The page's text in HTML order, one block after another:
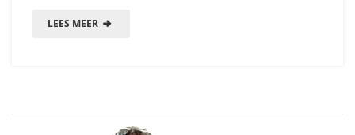
LEES MEER